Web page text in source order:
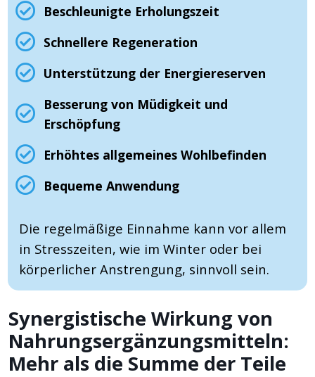
Beschleunigte Erholungszeit
Schnellere Regeneration
Unterstützung der Energiereserven
Besserung von Müdigkeit und
Erschöpfung
Erhöhtes allgemeines Wohlbefinden
Bequeme Anwendung
Die regelmäßige Einnahme kann vor allem
in Stresszeiten, wie im Winter oder bei
körperlicher Anstrengung, sinnvoll sein.
Synergistische Wirkung von
Nahrungsergänzungsmitteln:
Mehr als die Summe der Teile